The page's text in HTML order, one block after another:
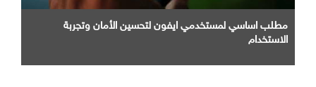
مطلب اساسي لمستخدمي ايفون لتحسين الأمان وتجربة
الاستخدام